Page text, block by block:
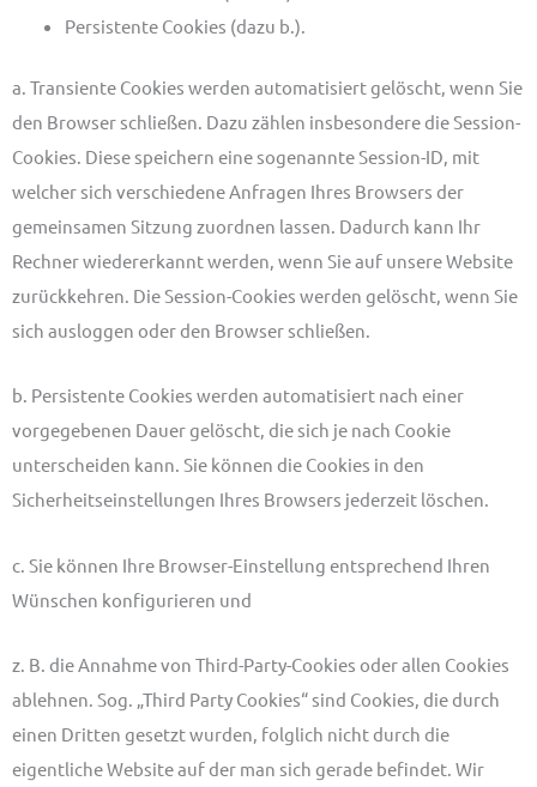
Persistente Cookies (dazu b.).
a. Transiente Cookies werden automatisiert gelöscht, wenn Sie
den Browser schließen. Dazu zählen insbesondere die Session-
Cookies. Diese speichern eine sogenannte Session-ID, mit
welcher sich verschiedene Anfragen Ihres Browsers der
gemeinsamen Sitzung zuordnen lassen. Dadurch kann Ihr
Rechner wiedererkannt werden, wenn Sie auf unsere Website
zurückkehren. Die Session-Cookies werden gelöscht, wenn Sie
sich ausloggen oder den Browser schließen.
b. Persistente Cookies werden automatisiert nach einer
vorgegebenen Dauer gelöscht, die sich je nach Cookie
unterscheiden kann. Sie können die Cookies in den
Sicherheitseinstellungen Ihres Browsers jederzeit löschen.
c. Sie können Ihre Browser-Einstellung entsprechend Ihren
Wünschen konfigurieren und
z. B. die Annahme von Third-Party-Cookies oder allen Cookies
ablehnen. Sog. „Third Party Cookies“ sind Cookies, die durch
einen Dritten gesetzt wurden, folglich nicht durch die
eigentliche Website auf der man sich gerade befindet. Wir